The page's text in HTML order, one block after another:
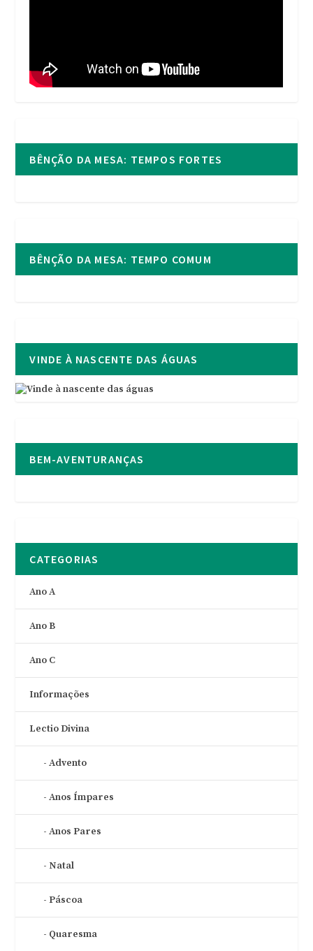
BÊNÇÃO DA MESA: TEMPOS FORTES
BÊNÇÃO DA MESA: TEMPO COMUM
VINDE À NASCENTE DAS ÁGUAS
BEM-AVENTURANÇAS
CATEGORIAS
Ano A
Ano B
Ano C
Informações
Lectio Divina
Advento
Anos Ímpares
Anos Pares
Natal
Páscoa
Quaresma